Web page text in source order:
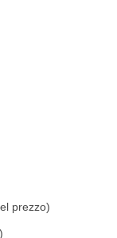
prezzo)